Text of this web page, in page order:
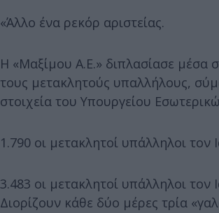
«Άλλο ένα ρεκόρ αριστείας.
Η «Μαξίμου Α.Ε.» διπλασίασε μέσα
τους μετακλητούς υπαλλήλους,
στοιχεία του Υπουργείου
1.790 οι μετακλητοί υπάλληλοι τον
3.483 οι μετακλητοί υπάλληλοι τον
Διορίζουν κάθε δύο μέρες τρία